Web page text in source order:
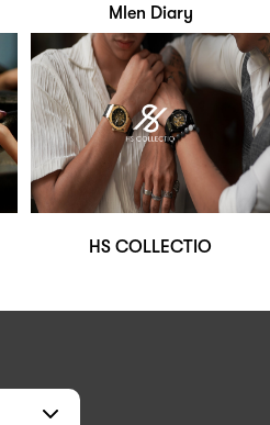
Mlen Diary
HS COLLECTIO